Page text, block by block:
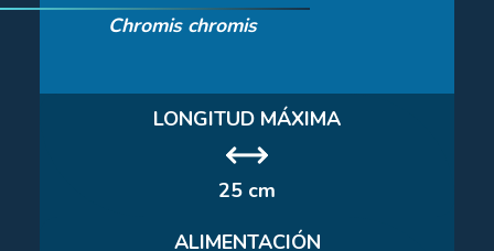
Chromis chromis
LONGITUD MÁXIMA
25 cm
ALIMENTACIÓN